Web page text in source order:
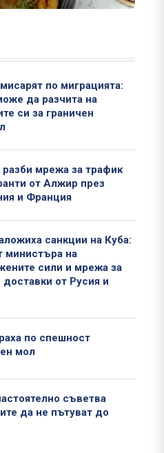
по миграцията:
да разчита на
си за граничен
разби мрежа за трафик
от Алжир през
и Франция
санкции на Куба:
министъра на
сили и мрежа за
доставки от Русия и
по спешност
мол
съветва
да не пътуват до